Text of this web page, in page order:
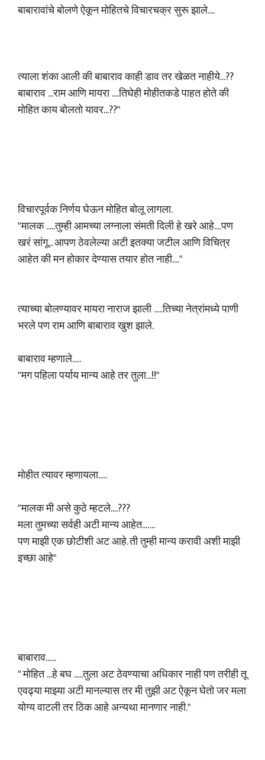
बाबारावांचे बोलणे ऐकून मोहितचे विचारचक्र सुरू झाले....
त्याला शंका आली की बाबाराव काही डाव तर खेळत नाहीये...??
बाबाराव ...राम आणि मायरा ....तिघेही मोहीतकडे पाहत होते की
मोहित काय बोलतो यावर...??"
विचारपूर्वक निर्णय घेऊन मोहित बोलू लागला.
"मालक .....तुम्ही आमच्या लग्नाला संमती दिली हे खरे आहे....पण
खरं सांगू... आपण ठेवलेल्या अटी इतक्या जटील आणि विचित्र
आहेत की मन होकार देण्यास तयार होत नाही...."
त्याच्या बोलण्यावर मायरा नाराज झाली .....तिच्या नेत्रांमध्ये पाणी
भरले पण राम आणि बाबाराव खुश झाले.
बाबाराव म्हणाले.....
"मग पहिला पर्याय मान्य आहे तर तुला...!!"
मोहीत त्यावर म्हणायला.....
"मालक मी असे कुठे म्हटले....???
मला तुमच्या सर्वही अटी मान्य आहेत..…..
पण माझी एक छोटीशी अट आहे. ती तुम्ही मान्य करावी अशी माझी
इच्छा आहे"
बाबाराव......
" मोहित ...हे बघ .....तुला अट ठेवण्याचा अधिकार नाही पण तरीही तू
एवढ्या माझ्या अटी मानल्यास तर मी तुझी अट ऐकून घेतो जर मला
योग्य वाटली तर ठिक आहे अन्यथा मानणार नाही."